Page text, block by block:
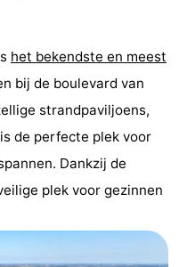
het bekendste en meest
bij de boulevard van
strandpaviljoens,
de perfecte plek voor
Dankzij de
plek voor gezinnen